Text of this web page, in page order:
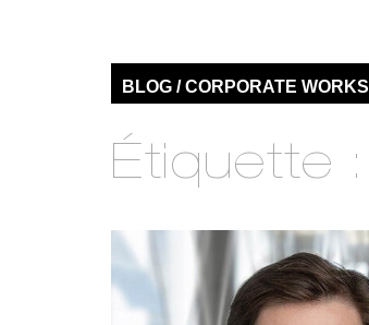
BLOG / CORPORATE WORKS
Étiquette :